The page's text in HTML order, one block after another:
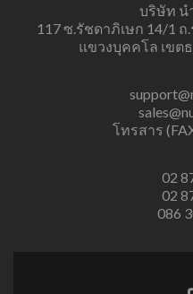
บริษัท น
117 ซ.รัชดาภิเษก 14/1
แขวงบุคคโล เขต
โทรสาร
02
02
086